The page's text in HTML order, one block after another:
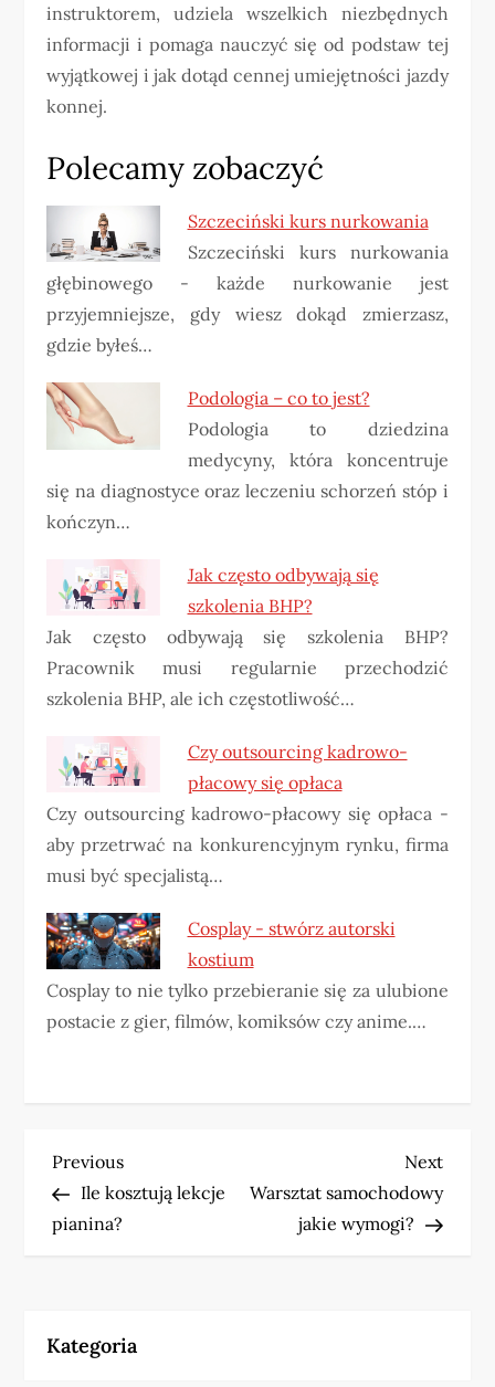
instruktorem, udziela wszelkich niezbędnych
informacji i pomaga nauczyć się od podstaw tej
wyjątkowej i jak dotąd cennej umiejętności jazdy
konnej.
Polecamy zobaczyć
Szczeciński kurs nurkowania
Szczeciński kurs nurkowania
głębinowego - każde nurkowanie jest
przyjemniejsze, gdy wiesz dokąd zmierzasz,
gdzie byłeś…
Podologia – co to jest?
Podologia to dziedzina
medycyny, która koncentruje
się na diagnostyce oraz leczeniu schorzeń stóp i
kończyn…
Jak często odbywają się
szkolenia BHP?
Jak często odbywają się szkolenia BHP?
Pracownik musi regularnie przechodzić
szkolenia BHP, ale ich częstotliwość…
Czy outsourcing kadrowo-
płacowy się opłaca
Czy outsourcing kadrowo-płacowy się opłaca -
aby przetrwać na konkurencyjnym rynku, firma
musi być specjalistą…
Cosplay - stwórz autorski
kostium
Cosplay to nie tylko przebieranie się za ulubione
postacie z gier, filmów, komiksów czy anime.…
N
a
g
Previous
Post
Previous
Ile kosztują lekcje
pianina?
Next
Post
Next
Warsztat samochodowy
jakie wymogi?
Kategoria